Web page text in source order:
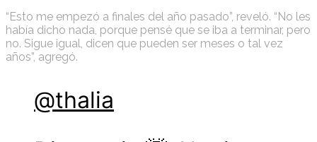
“Esto me empezó a finales del año pasado”, reveló. “No les
había dicho nada, porque pensé que se iba a terminar, pero
no. Sigue igual, dicen que pueden ser meses o tal vez
años”, agregó.
@thalia